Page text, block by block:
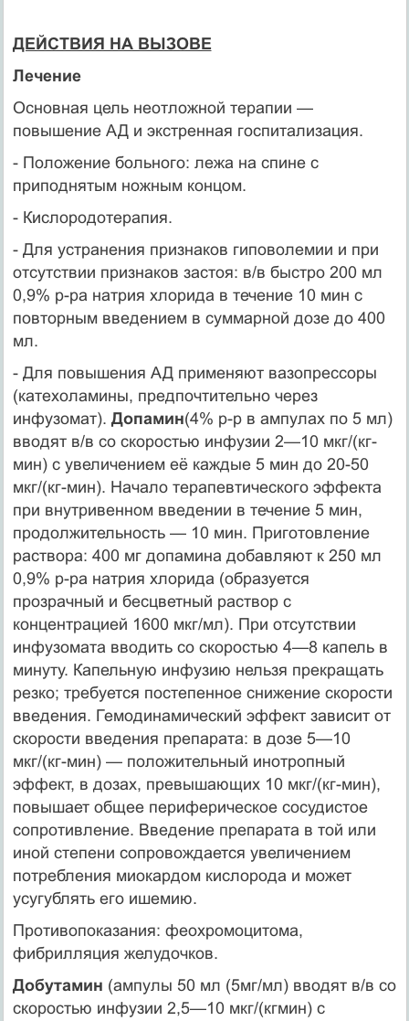
ДЕЙСТВИЯ НА ВЫЗОВЕ
Лечение
Основная цель неотложной терапии —
повышение АД и экстренная госпитализация.
- Положение больного: лежа на спине с
приподнятым ножным концом.
- Кислородотерапия.
- Для устранения признаков гиповолемии и при
отсутствии признаков застоя: в/в быстро 200 мл
0,9% р-ра натрия хлорида в течение 10 мин с
повторным введением в суммарной дозе до 400
мл.
- Для повышения АД применяют вазопрессоры
(катехоламины, предпочтительно через
инфузомат). Допамин(4% р-р в ампулах по 5 мл)
вводят в/в со скоростью инфузии 2—10 мкг/(кг-
мин) с увеличением её каждые 5 мин до 20-50
мкг/(кг-мин). Начало терапевтического эффекта
при внутривенном введении в течение 5 мин,
продолжительность — 10 мин. Приготовление
раствора: 400 мг допамина добавляют к 250 мл
0,9% р-ра натрия хлорида (образуется
прозрачный и бесцветный раствор с
концентрацией 1600 мкг/мл). При отсутствии
инфузомата вводить со скоростью 4—8 капель в
минуту. Капельную инфузию нельзя прекращать
резко; требуется постепенное снижение скорости
введения. Гемодинамический эффект зависит от
скорости введения препарата: в дозе 5—10
мкг/(кг-мин) — положительный инотропный
эффект, в дозах, превышающих 10 мкг/(кг-мин),
повышает общее периферическое сосудистое
сопротивление. Введение препарата в той или
иной степени сопровождается увеличением
потребления миокардом кислорода и может
усугублять его ишемию.
Противопоказания: феохромоцитома,
фибрилляция желудочков.
Добутамин (ампулы 50 мл (5мг/мл) вводят в/в со
скоростью инфузии 2,5—10 мкг/(кгмин) с